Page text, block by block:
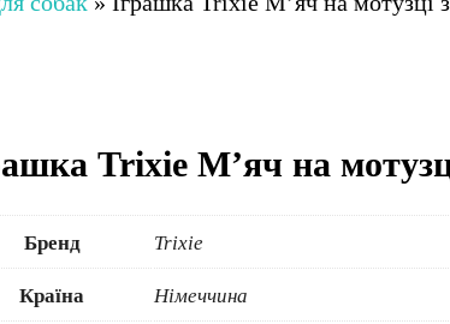
Trixie М’яч на
Бренд Trixie
Країна Німеччина